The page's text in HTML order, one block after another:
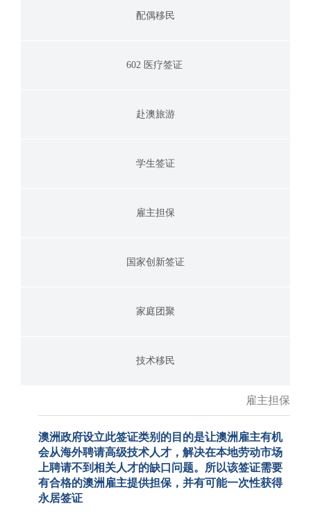
配偶移民
602 医疗签证
赴澳旅游
学生签证
雇主担保
国家创新签证
家庭团聚
技术移民
雇主担保
澳洲政府设立此签证类别的目的是让澳洲雇主有机
会从海外聘请高级技术人才，解决在本地劳动市场
上聘请不到相关人才的缺口问题。所以该签证需要
有合格的澳洲雇主提供担保，并有可能一次性获得
永居签证